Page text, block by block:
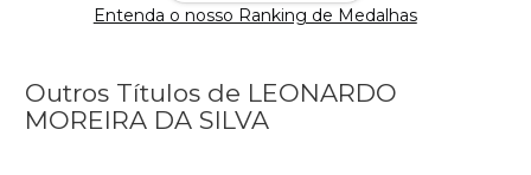
Entenda o nosso Ranking de Medalhas
Outros Títulos de LEONARDO
MOREIRA DA SILVA